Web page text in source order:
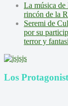
La música de
rincón de la
Seremi de
por su
terror y
Los